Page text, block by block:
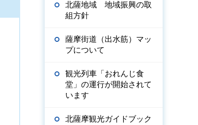
北薩地域 地域振興の取
組方針
薩摩街道（出水筋）マッ
プについて
観光列車「おれんじ食
堂」の運行が開始されて
います
北薩摩観光ガイドブック